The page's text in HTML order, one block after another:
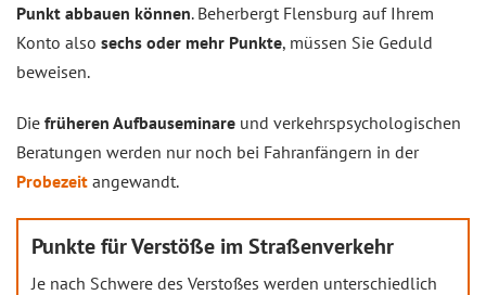
Punkt abbauen können. Beherbergt Flensburg auf Ihrem
Konto also sechs oder mehr Punkte, müssen Sie Geduld
beweisen.
Die früheren Aufbauseminare und verkehrspsychologischen
Beratungen werden nur noch bei Fahranfängern in der
Probezeit angewandt.
Punkte für Verstöße im Straßenverkehr
Je nach Schwere des Verstoßes werden unterschiedlich